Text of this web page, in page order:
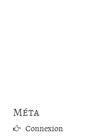
Méta
Connexion